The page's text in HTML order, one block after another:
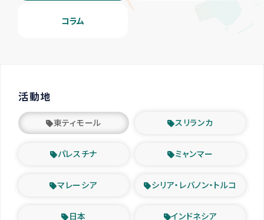
コラム
活動地
東ティモール スリランカ
パレスチナ ミャンマー
マレーシア シリア・レバノン・トルコ
日本 インドネシア